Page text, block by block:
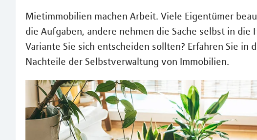
Mietimmobilien machen Arbeit. Viele Eigentümer
die Aufgaben, andere nehmen die Sache selbst in die
Variante Sie sich entscheiden sollten? Erfahren Sie in
Nachteile der Selbstverwaltung von Immobilien.